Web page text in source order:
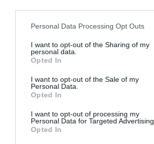
Personal Data Processing Opt Outs
I want to opt-out of the Sharing of my
personal data.
Opted In
I want to opt-out of the Sale of my
Personal Data.
Opted In
I want to opt-out of processing my
Personal Data for Targeted Advertising.
Opted In
Γίνε Συνδρομητής
Βρες το RUNNER!